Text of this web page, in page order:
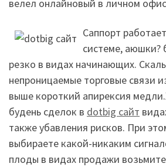
велел онлайновый в личном
Саппорт
системе, аюшки?
резко в видах начинающих.
непроницаемые торговые связи
выше короткий апирексия
будень сделок в dotbig сайт
также убавления рисков. При
выбираете какой-никаким
плоды в видах продажи